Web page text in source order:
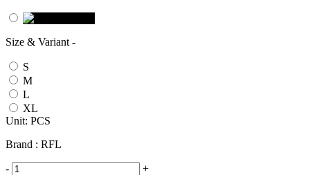
Size & Variant -
S
M
L
XL
Unit: PCS
Brand : RFL
- +